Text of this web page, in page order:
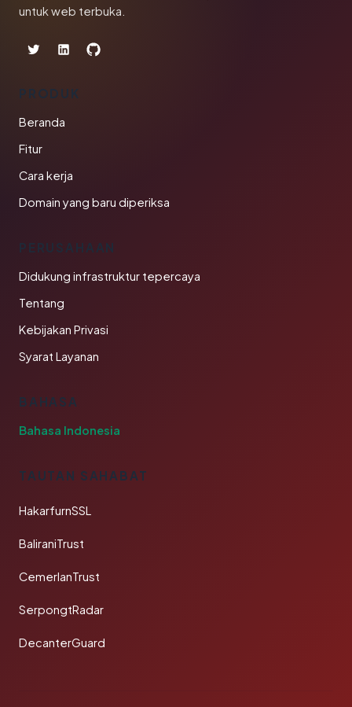
untuk web terbuka.
PRODUK
Beranda
Fitur
Cara kerja
Domain yang baru diperiksa
PERUSAHAAN
Didukung infrastruktur tepercaya
Tentang
Kebijakan Privasi
Syarat Layanan
BAHASA
Bahasa Indonesia
TAUTAN SAHABAT
HakarfurnSSL
BaliraniTrust
CemerlanTrust
SerpongtRadar
DecanterGuard